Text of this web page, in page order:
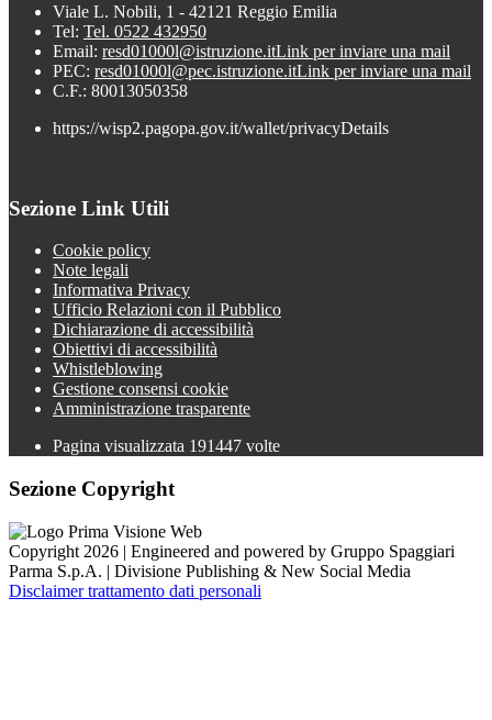
Viale L. Nobili, 1 - 42121 Reggio Emilia
Tel: Tel. 0522 432950
Email: resd01000l@istruzione.itLink per inviare una mail
PEC: resd01000l@pec.istruzione.itLink per inviare una mail
C.F.: 80013050358
https://wisp2.pagopa.gov.it/wallet/privacyDetails
Sezione Link Utili
Cookie policy
Note legali
Informativa Privacy
Ufficio Relazioni con il Pubblico
Dichiarazione di accessibilità
Obiettivi di accessibilità
Whistleblowing
Gestione consensi cookie
Amministrazione trasparente
Pagina visualizzata 191447 volte
Sezione Copyright
Copyright 2026 | Engineered and powered by Gruppo Spaggiari
Parma S.p.A. | Divisione Publishing & New Social Media
Disclaimer trattamento dati personali